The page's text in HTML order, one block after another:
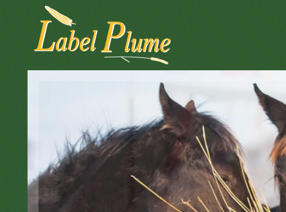
Panneau de gestion des cookies